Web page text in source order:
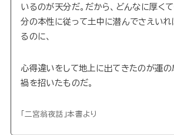
いるのが天分だ。だから、どんなに厚く
分の本性に従って土中に潜んでさえいれ
るのに、
心得違いをして地上に出てきたのが運の
禍を招いたものだ。
「二宮翁夜話」本書より